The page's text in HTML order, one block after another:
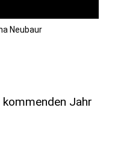
Neubaur
Jahr